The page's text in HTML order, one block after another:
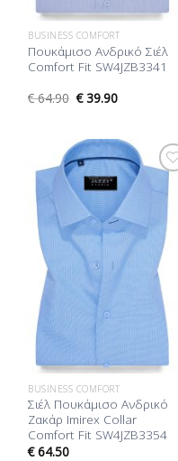
BUSINESS COMFORT
Πουκάμισο Ανδρικό Σιέλ
Comfort Fit SW4JZB3341
€64.90 €39.90
Προσθήκη
στη Λίστα
BUSINESS COMFORT
Σιέλ Πουκάμισο Ανδρικό
Ζακάρ Imirex Collar
Comfort Fit SW4JZB3354
€64.50